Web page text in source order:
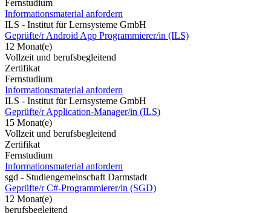
Fernstudium
Informationsmaterial anfordern
ILS - Institut für Lernsysteme GmbH
Geprüfte/r Android App Programmierer/in (ILS)
12 Monat(e)
Vollzeit und berufsbegleitend
Zertifikat
Fernstudium
Informationsmaterial anfordern
ILS - Institut für Lernsysteme GmbH
Geprüfte/r Application-Manager/in (ILS)
15 Monat(e)
Vollzeit und berufsbegleitend
Zertifikat
Fernstudium
Informationsmaterial anfordern
sgd - Studiengemeinschaft Darmstadt
Geprüfte/r C#-Programmierer/in (SGD)
12 Monat(e)
berufsbegleitend